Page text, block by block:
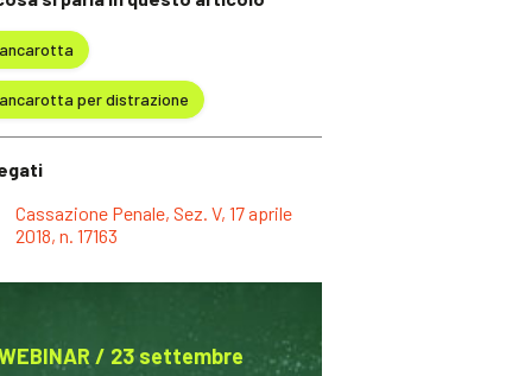
per distrazione
Cassazione Penale, Sez. V, 17 aprile
2018, n. 17163
/ 23 settembre